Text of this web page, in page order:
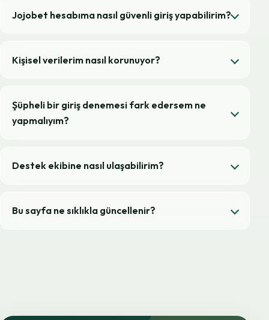
Jojobet hesabıma nasıl güvenli giriş yapabilirim?
Kişisel verilerim nasıl korunuyor?
Şüpheli bir giriş denemesi fark edersem ne
yapmalıyım?
Destek ekibine nasıl ulaşabilirim?
Bu sayfa ne sıklıkla güncellenir?